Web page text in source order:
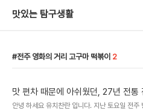
맛있는 탐구생활
전주 영화의 거리 고구마 떡볶이 2
맛 편차 때문에 아쉬웠던, 27년 전통
감시롱
안녕 하세요 유치찬란 입니다. 지난 토요일 전주